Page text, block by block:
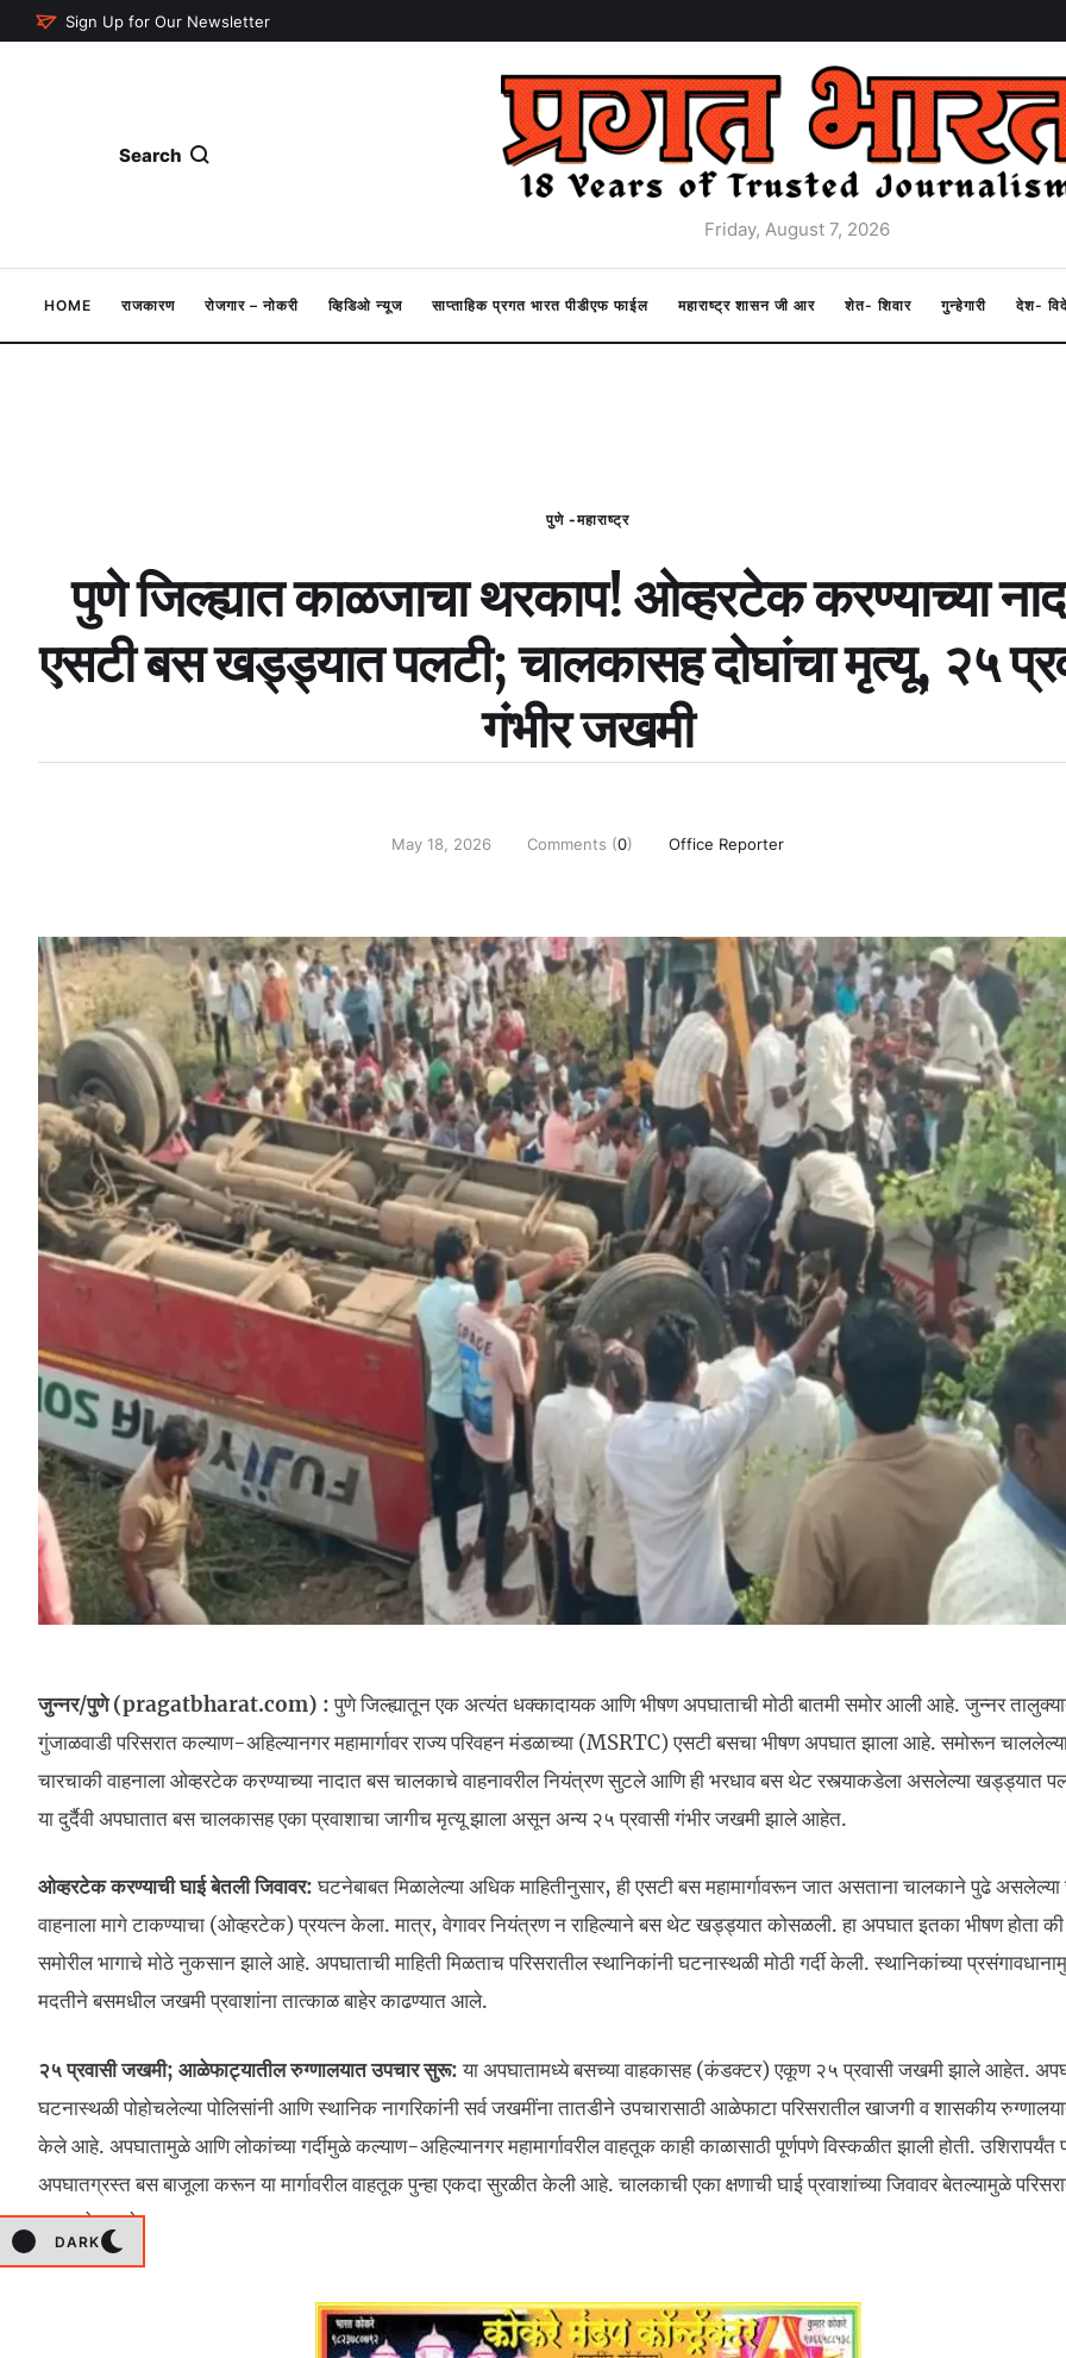
Sign Up for Our Newsletter
Search
Friday, August 7, 2026
DARK
HOME राजकारण रोजगार – नोकरी व्हिडिओ न्यूज साप्ताहिक प्रगत भारत पीडीएफ फाईल महाराष्ट्र शासन जी आर शेत- शिवार गुन्हेगारी देश-
पुणे -महाराष्ट्र
पुणे जिल्ह्यात काळजाचा थरकाप! ओव्हरटेक करण्याच्या
एसटी बस खड्ड्यात पलटी; चालकासह दोघांचा मृत्यू, २५
गंभीर जखमी
May 18, 2026 Comments (0) Office Reporter
जुन्नर/पुणे (pragatbharat.com) :पुणे जिल्ह्यातून एक अत्यंत धक्कादायक आणि भीषण अपघाताची मोठी बातमी समोर आली आहे. जुन्नर
गुंजाळवाडी परिसरात कल्याण-अहिल्यानगर महामार्गावर राज्य परिवहन मंडळाच्या (MSRTC) एसटी बसचा भीषण अपघात झाला आहे. समोरून
चारचाकी वाहनाला ओव्हरटेक करण्याच्या नादात बस चालकाचे वाहनावरील नियंत्रण सुटले आणि ही भरधाव बस थेट रस्त्याकडेला असलेल्या खड्ड्यात
या दुर्दैवी अपघातात बस चालकासह एका प्रवाशाचा जागीच मृत्यू झाला असून अन्य २५ प्रवासी गंभीर जखमी झाले आहेत.
ओव्हरटेक करण्याची घाई बेतली जिवावर:घटनेबाबत मिळालेल्या अधिक माहितीनुसार, ही एसटी बस महामार्गावरून जात असताना चालकाने पुढे असलेल्या
वाहनाला मागे टाकण्याचा (ओव्हरटेक) प्रयत्न केला. मात्र, वेगावर नियंत्रण न राहिल्याने बस थेट खड्ड्यात कोसळली. हा अपघात इतका भीषण होता
समोरील भागाचे मोठे नुकसान झाले आहे. अपघाताची माहिती मिळताच परिसरातील स्थानिकांनी घटनास्थळी मोठी गर्दी केली. स्थानिकांच्या
मदतीने बसमधील जखमी प्रवाशांना तात्काळ बाहेर काढण्यात आले.
२५ प्रवासी जखमी; आळेफाट्यातील रुग्णालयात उपचार सुरू:या अपघातामध्ये बसच्या वाहकासह (कंडक्टर) एकूण २५ प्रवासी जखमी झाले आहेत.
घटनास्थळी पोहोचलेल्या पोलिसांनी आणि स्थानिक नागरिकांनी सर्व जखमींना तातडीने उपचारासाठी आळेफाटा परिसरातील खाजगी व शासकीय
केले आहे. अपघातामुळे आणि लोकांच्या गर्दीमुळे कल्याण-अहिल्यानगर महामार्गावरील वाहतूक काही काळासाठी पूर्णपणे विस्कळीत झाली होती. उशिरापर्यंत
अपघातग्रस्त बस बाजूला करून या मार्गावरील वाहतूक पुन्हा एकदा सुरळीत केली आहे. चालकाची एका क्षणाची घाई प्रवाशांच्या जिवावर बेतल्यामुळे
व्यक्त होत आहे.